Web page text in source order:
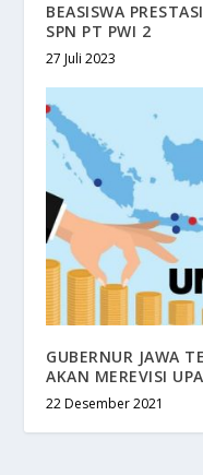
BEASISWA
SPN PT PWI 2
27 Juli 2023
GUBERNUR JAWA
AKAN MEREVISI
22 Desember 2021